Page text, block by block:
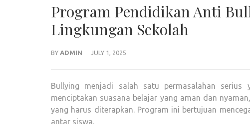
Program Pendidikan Anti
Lingkungan Sekolah
BY ADMIN JULY 1, 2025
Bullying menjadi salah satu permasalahan
menciptakan suasana belajar yang aman dan
yang harus diterapkan. Program ini bertujuan
antar siswa.